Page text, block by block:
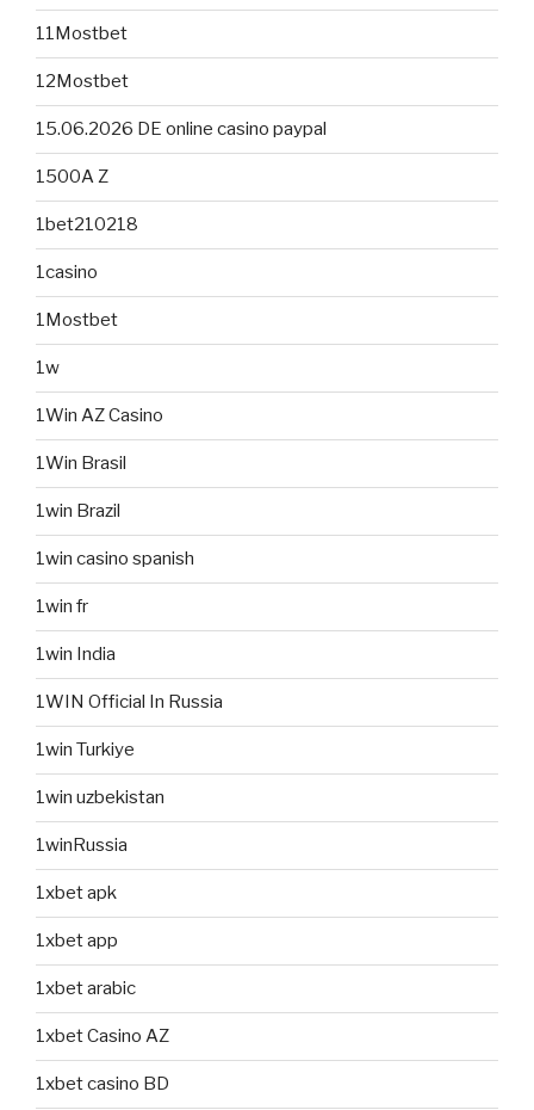
11Mostbet
12Mostbet
15.06.2026 DE online casino paypal
1500A Z
1bet210218
1casino
1Mostbet
1w
1Win AZ Casino
1Win Brasil
1win Brazil
1win casino spanish
1win fr
1win India
1WIN Official In Russia
1win Turkiye
1win uzbekistan
1winRussia
1xbet apk
1xbet app
1xbet arabic
1xbet Casino AZ
1xbet casino BD